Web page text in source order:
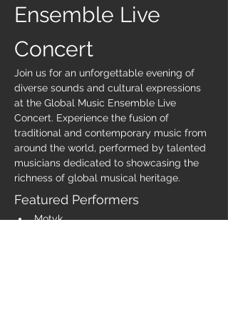
Ensemble Live
Concert
Join us for an unforgettable evening of
diverse sounds and cultural expressions
at the Global Music Ensemble Live
Concert. Experience the fusion of
traditional and contemporary music from
around the world, performed by talented
musicians dedicated to showcasing the
richness of global musical heritage.
Featured Performers
Motyk